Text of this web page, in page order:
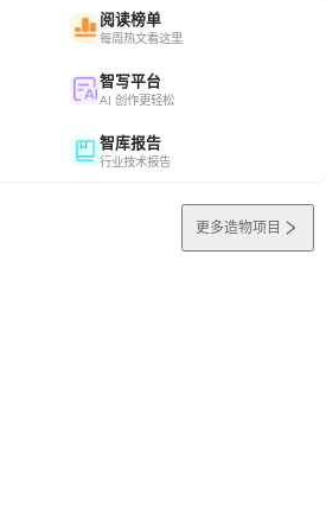
阅读榜单
每周热文看这里
智写平台
AI 创作更轻松
智库报告
行业技术报告
更多造物项目